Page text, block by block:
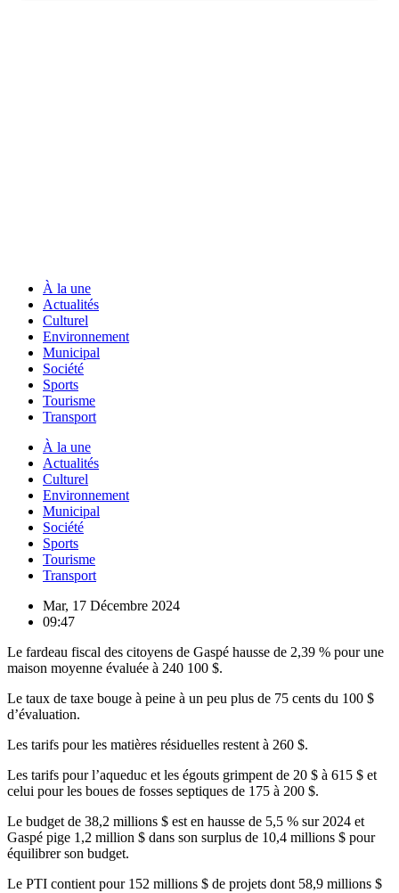
À la une
Actualités
Culturel
Environnement
Municipal
Société
Sports
Tourisme
Transport
À la une
Actualités
Culturel
Environnement
Municipal
Société
Sports
Tourisme
Transport
Mar, 17 Décembre 2024
09:47
Le fardeau fiscal des citoyens de Gaspé hausse de 2,39 % pour une
maison moyenne évaluée à 240 100 $.
Le taux de taxe bouge à peine à un peu plus de 75 cents du 100 $
d’évaluation.
Les tarifs pour les matières résiduelles restent à 260 $.
Les tarifs pour l’aqueduc et les égouts grimpent de 20 $ à 615 $ et
celui pour les boues de fosses septiques de 175 à 200 $.
Le budget de 38,2 millions $ est en hausse de 5,5 % sur 2024 et
Gaspé pige 1,2 million $ dans son surplus de 10,4 millions $ pour
équilibrer son budget.
Le PTI contient pour 152 millions $ de projets dont 58,9 millions $